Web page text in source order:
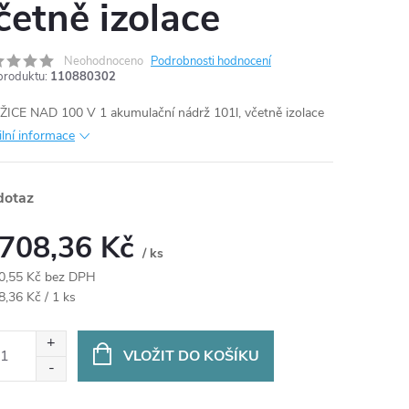
izolace
Neohodnoceno Podrobnosti hodnocení
110880302
NAD 100 V 1 akumulační nádrž 101l, včetně izolace
informace
Kč / ks
Kč bez DPH
Kč / 1 ks
VLOŽIT DO KOŠÍKU